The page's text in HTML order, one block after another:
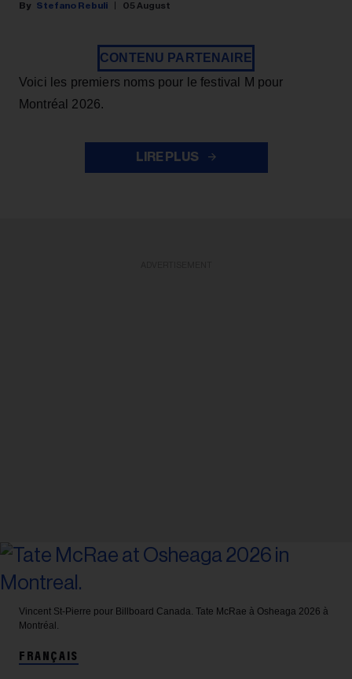
Stefano Rebuli 05 August
CONTENU PARTENAIRE
Voici les premiers noms pour le festival M pour
Montréal 2026.
LIRE PLUS
Vincent St-Pierre pour Billboard Canada. Tate McRae à Osheaga 2026 à
Montréal.
FRANÇAIS